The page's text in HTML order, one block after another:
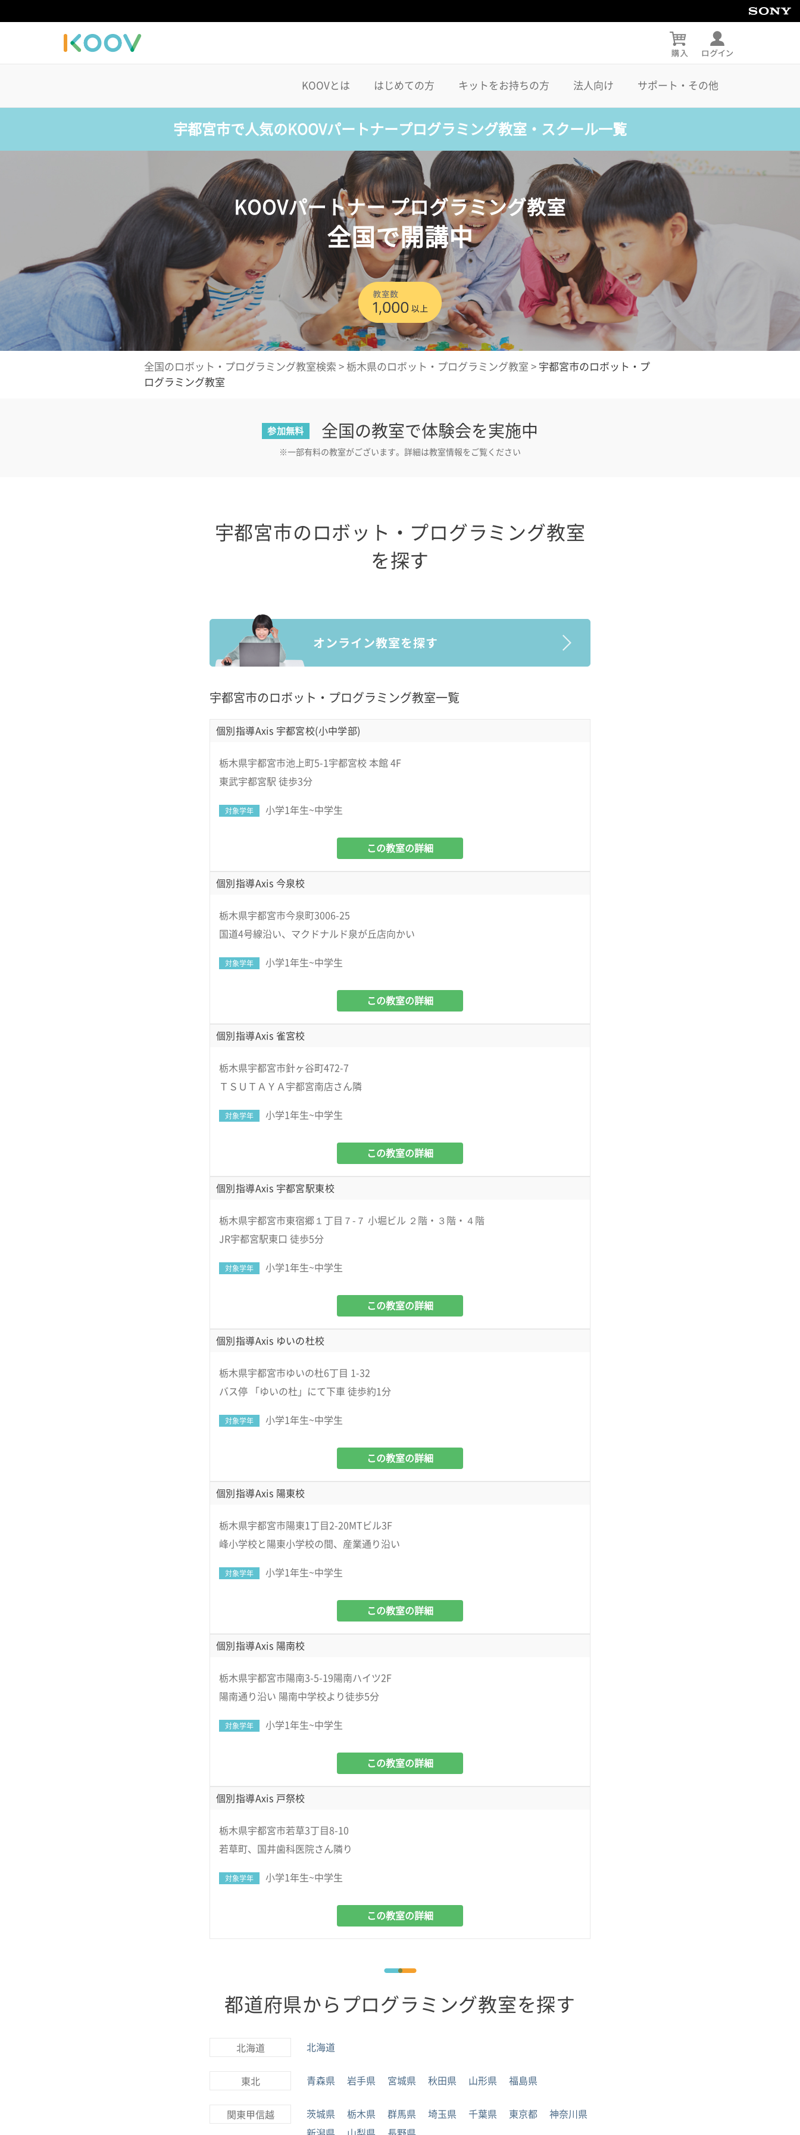
KOOVとは はじめての方 キットをお持ちの方 法人向け サポート・その他
宇都宮市で人気のKOOVパートナープログラミング教室・スクール一覧
KOOVパートナー プログラミング教室
全国で開講中
全国のロボット・プログラミング教室検索 > 栃木県のロボット・プログラミング教室 > 宇都宮市のロボット・プ
ログラミング教室
参加無料 全国の教室で体験会を実施中
※一部有料の教室がございます。詳細は教室情報をご覧ください
宇都宮市のロボット・プログラミング教室
を探す
宇都宮市のロボット・プログラミング教室一覧
個別指導Axis 宇都宮校(小中学部)
栃木県宇都宮市池上町5-1宇都宮校 本館 4F
東武宇都宮駅 徒歩3分
対象学年 小学1年生~中学生
この教室の詳細
個別指導Axis 今泉校
栃木県宇都宮市今泉町3006-25
国道4号線沿い、マクドナルド泉が丘店向かい
対象学年 小学1年生~中学生
この教室の詳細
個別指導Axis 雀宮校
栃木県宇都宮市針ヶ谷町472-7
ＴＳＵＴＡＹＡ宇都宮南店さん隣
対象学年 小学1年生~中学生
この教室の詳細
個別指導Axis 宇都宮駅東校
栃木県宇都宮市東宿郷１丁目７-７ 小堀ビル ２階・３階・４階
JR宇都宮駅東口 徒歩5分
対象学年 小学1年生~中学生
この教室の詳細
個別指導Axis ゆいの杜校
栃木県宇都宮市ゆいの杜6丁目 1-32
バス停 「ゆいの杜」にて下車 徒歩約1分
対象学年 小学1年生~中学生
この教室の詳細
個別指導Axis 陽東校
栃木県宇都宮市陽東1丁目2-20MTビル3F
峰小学校と陽東小学校の間、産業通り沿い
対象学年 小学1年生~中学生
この教室の詳細
個別指導Axis 陽南校
栃木県宇都宮市陽南3-5-19陽南ハイツ2F
陽南通り沿い 陽南中学校より徒歩5分
対象学年 小学1年生~中学生
この教室の詳細
個別指導Axis 戸祭校
栃木県宇都宮市若草3丁目8-10
若草町、国井歯科医院さん隣り
対象学年 小学1年生~中学生
この教室の詳細
都道府県からプログラミング教室を探す
北海道 北海道
東北 青森県 岩手県 宮城県 秋田県 山形県 福島県
関東甲信越 茨城県 栃木県 群馬県 埼玉県 千葉県 東京都
神奈川県